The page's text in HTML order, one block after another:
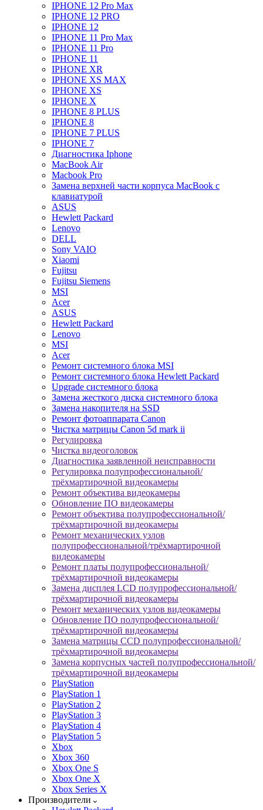
IPHONE 12 Pro Max
IPHONE 12 PRO
IPHONE 12
IPHONE 11 Pro Max
IPHONE 11 Pro
IPHONE 11
IPHONE XR
IPHONE XS MAX
IPHONE XS
IPHONE X
IPHONE 8 PLUS
IPHONE 8
IPHONE 7 PLUS
IPHONE 7
Диагностика Iphone
MacBook Air
Macbook Pro
Замена верхней части корпуса MacBook с
клавиатурой
ASUS
Hewlett Packard
Lenovo
DELL
Sony VAIO
Xiaomi
Fujitsu
Fujitsu Siemens
MSI
Acer
ASUS
Hewlett Packard
Lenovo
MSI
Acer
Ремонт системного блока MSI
Ремонт системного блока Hewlett Packard
Upgrade системного блока
Замена жесткого диска системного блока
Замена накопителя на SSD
Ремонт фотоаппарата Canon
Чистка матрицы Canon 5d mark ii
Регулировка
Чистка видеоголовок
Диагностика заявленной неисправности
Регулировка полупрофессиональной/
трёхмартирочной видеокамеры
Ремонт объектива видеокамеры
Обновление ПО видеокамеры
Ремонт объектива полупрофессиональной/
трёхмартирочной видеокамеры
Ремонт механических узлов
полупрофессиональной/трёхмартирочной
видеокамеры
Ремонт платы полупрофессиональной/
трёхмартирочной видеокамеры
Замена дисплея LCD полупрофессиональной/
трёхмартирочной видеокамеры
Ремонт механических узлов видеокамеры
Обновление ПО полупрофессиональной/
трёхмартирочной видеокамеры
Замена матрицы CCD полупрофессиональной/
трёхмартирочной видеокамеры
Замена корпусных частей полупрофессиональной/
трёхмартирочной видеокамеры
PlayStation
PlayStation 1
PlayStation 2
PlayStation 3
PlayStation 4
PlayStation 5
Xbox
Xbox 360
Xbox One S
Xbox One X
Xbox Series X
Производители